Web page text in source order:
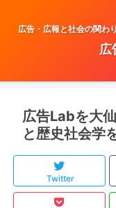
広告・広報と社会の関わ
広
広告Labを大
と歴史社会学
Twitter